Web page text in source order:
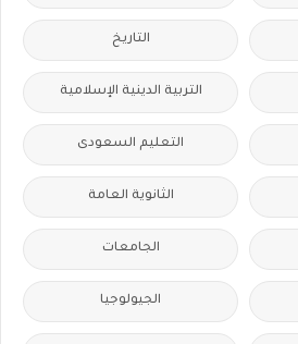
التاريخ
التربية الدينية الإسلامية
التعليم السعودى
الثانوية العامة
الجامعات
الجيولوجيا